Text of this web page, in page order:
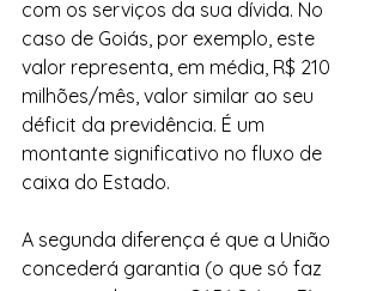
com os serviços da sua dívida. No
caso de Goiás, por exemplo, este
valor representa, em média, R$ 210
milhões/mês, valor similar ao seu
déficit da previdência. É um
montante significativo no fluxo de
caixa do Estado.
A segunda diferença é que a União
concederá garantia (o que só faz